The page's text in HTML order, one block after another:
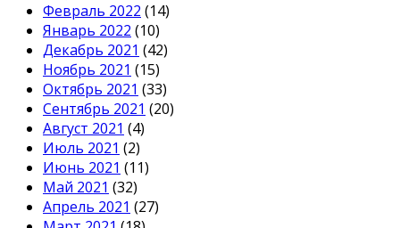
Февраль 2022 (14)
Январь 2022 (10)
Декабрь 2021 (42)
Ноябрь 2021 (15)
Октябрь 2021 (33)
Сентябрь 2021 (20)
Август 2021 (4)
Июль 2021 (2)
Июнь 2021 (11)
Май 2021 (32)
Апрель 2021 (27)